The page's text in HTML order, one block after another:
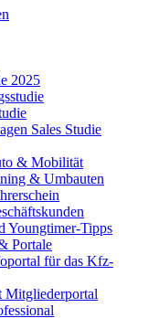
2025
Sales Studie
& Mobilität
& Umbauten
Youngtimer-Tipps
Portale
für das Kfz-